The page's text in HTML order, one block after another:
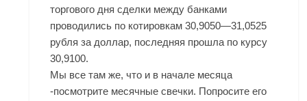
торгового дня сделки между банками
проводились по котировкам 30,9050—31,0525
рубля за доллар, последняя прошла по курсу
30,9100.
Мы все там же, что и в начале месяца
-посмотрите месячные свечки. Попросите его